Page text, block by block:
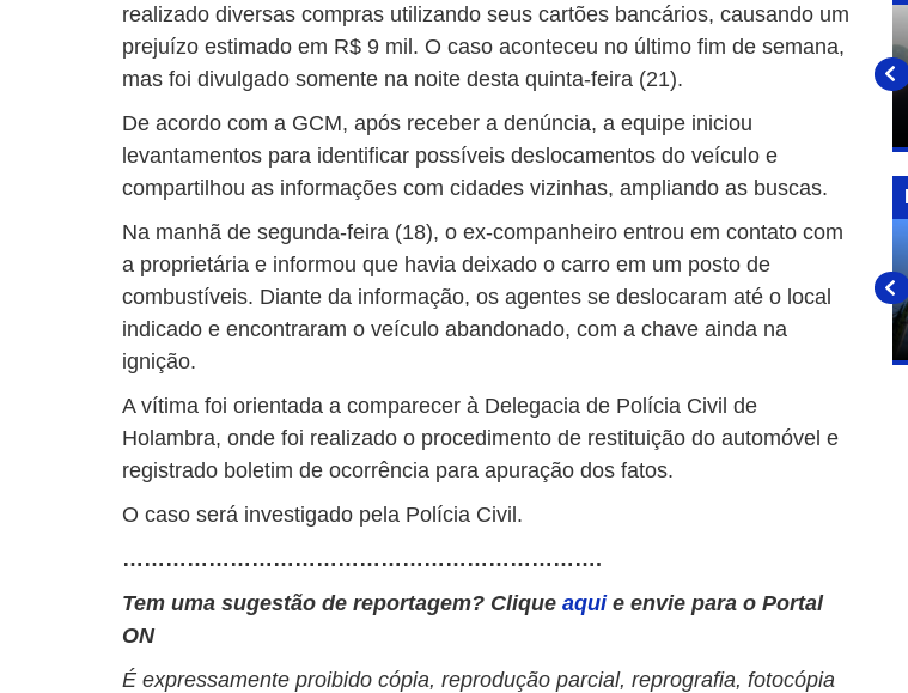
realizado diversas compras utilizando seus cartões bancários, causando um
prejuízo estimado em R$ 9 mil. O caso aconteceu no último fim de semana,
mas foi divulgado somente na noite desta quinta-feira (21).
De acordo com a GCM, após receber a denúncia, a equipe iniciou
levantamentos para identificar possíveis deslocamentos do veículo e
compartilhou as informações com cidades vizinhas, ampliando as buscas.
Na manhã de segunda-feira (18), o ex-companheiro entrou em contato com
a proprietária e informou que havia deixado o carro em um posto de
combustíveis. Diante da informação, os agentes se deslocaram até o local
indicado e encontraram o veículo abandonado, com a chave ainda na
ignição.
A vítima foi orientada a comparecer à Delegacia de Polícia Civil de
Holambra, onde foi realizado o procedimento de restituição do automóvel e
registrado boletim de ocorrência para apuração dos fatos.
O caso será investigado pela Polícia Civil.
………………………………………………………….
Tem uma sugestão de reportagem? Clique aqui e envie para o Portal
ON
É expressamente proibido cópia, reprodução parcial, reprografia, fotocópia
Holambra prevê construção
de casas populares no
Loteamento Residencial Van
Den Broek
Sicredi realiza agenda
regional de lançamento do
Plano Safra 2026/2027